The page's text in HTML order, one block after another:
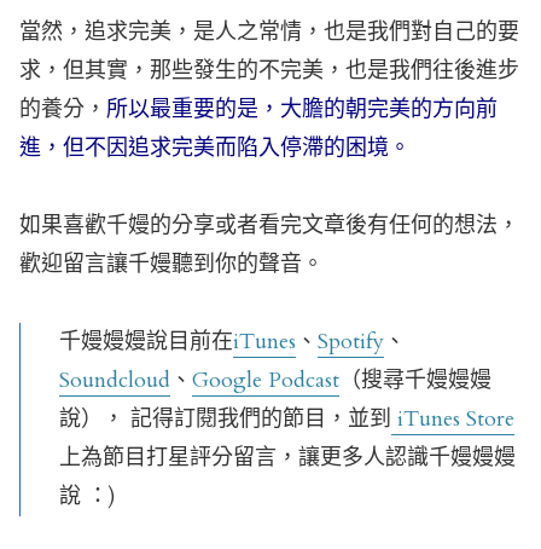
當然，追求完美，是人之常情，也是我們對自己的要
求，但其實，那些發生的不完美，也是我們往後進步
的養分， 所以最重要的是，大膽的朝完美的方向前
進，但不因追求完美而陷入停滯的困境。
如果喜歡千嫚的分享或者看完文章後有任何的想法，
歡迎留言讓千嫚聽到你的聲音。
千嫚嫚嫚說目前在iTunes 、 Spotify 、
Soundcloud 、 Google Podcast （搜尋千嫚嫚嫚
說）， 記得訂閱我們的節目，並到 iTunes Store
上為節目打星評分留言，讓更多人認識千嫚嫚嫚
說 ：)